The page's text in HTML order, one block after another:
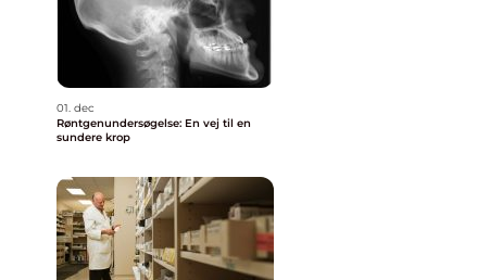
01. dec
Røntgenundersøgelse: En vej til en
sundere krop